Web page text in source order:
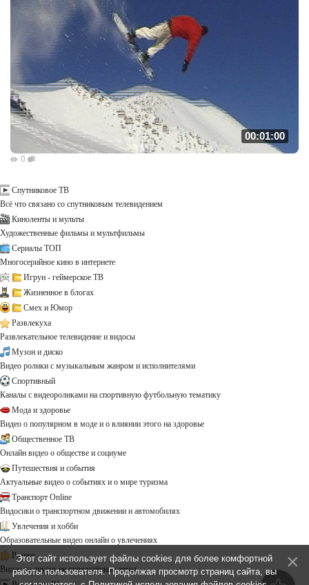
00:01:00
0
Спутниковое ТВ
Всё что связано со спутниковым телевидением
Киноленты и мульты
Художественные фильмы и мультфильмы
Сериалы ТОП
Многосерийное кино в интернете
Игрун - геймерское ТВ
Жизненное в блогах
Смех и Юмор
Развлекуха
Развлекательное телевидение и видосы
Музон и диско
Видео ролики с музыкальным жанром и исполнителями
Спортивный
Каналы с видеороликами на спортивную футбольную тематику
Мода и здоровье
Видео о популярном в моде и о влиянии этого на здоровье
Общественное ТВ
Онлайн видео о обществе и социуме
Путешествия и события
Актуальные видео о событиях и о мире туризма
Транспорт Online
Видосики о транспортном движении и автомобилях
Увлечения и хобби
Образовательные видео онлайн о увлечениях
Разное
Видео на другие не определённые темы ...
Этот сайт использует файлы cookies для более комфортной
работы пользователя. Продолжая просмотр страниц сайта, вы